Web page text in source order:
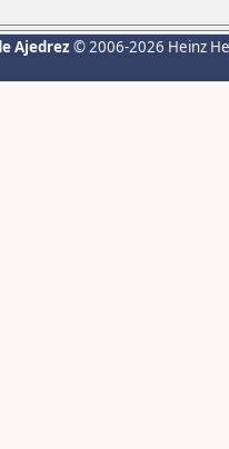
Ajedrez © 2006-2026 Heinz